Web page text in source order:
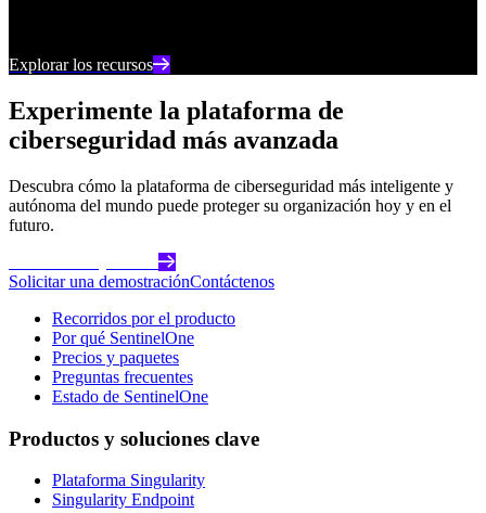
Explorar los recursos
Experimente la plataforma de
ciberseguridad más avanzada
Descubra cómo la plataforma de ciberseguridad más inteligente y
autónoma del mundo puede proteger su organización hoy y en el
futuro.
Solicitar una demostraciónContáctenos
Recorridos por el producto
Por qué SentinelOne
Precios y paquetes
Preguntas frecuentes
Estado de SentinelOne
Productos y soluciones clave
Plataforma Singularity
Singularity Endpoint